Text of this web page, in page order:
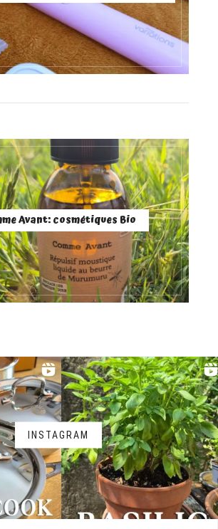
Avant: cosmétiques Bio
INSTAGRAM